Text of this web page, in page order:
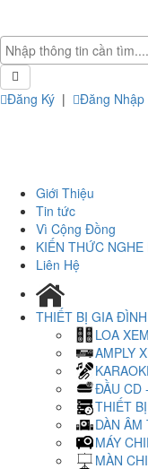
Đăng Ký | Đăng Nhập
Giới Thiệu
Tin tức
Vì Cộng Đồng
KIẾN THỨC NGHE
Liên Hệ
THIẾT BỊ GIA ĐÌNH
LOA
AMPLY
ĐẦU CD
THIẾT
DÀN
MÁY
MÀN